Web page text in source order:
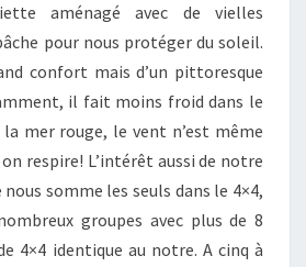
aménagé avec de vielles
pour nous protéger du soleil.
confort mais d’un pittoresque
il fait moins froid dans le
mer rouge, le vent n’est même
respire! L’intérêt aussi de notre
somme les seuls dans le 4×4,
groupes avec plus de 8
4×4 identique au notre. A cinq à